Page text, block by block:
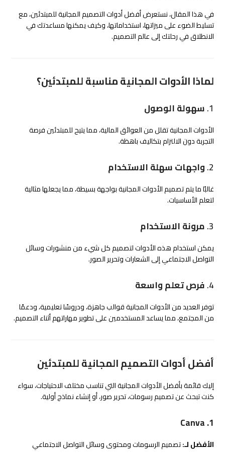
في هذا المقال، نستعرض أفضل أدوات التصميم المجانية للمبتدئين، مع
تسليط الضوء على ميزاتها، استخداماتها، وكيف يمكنها مساعدتك في
الانطلاق في رحلتك إلى عالم التصميم.
لماذا الأدوات المجانية مناسبة للمبتدئين؟
1. سهولة الوصول
الأدوات المجانية تقلل من العوائق المالية، مما يتيح للمبتدئين فرصة
التجربة دون الالتزام بتكاليف باهظة.
2. واجهات سهلة الاستخدام
غالبًا ما يتم تصميم الأدوات المجانية بواجهة بسيطة، مما يجعلها مثالية
لتعلم الأساسيات.
3. مرونة الاستخدام
يمكن استخدام هذه الأدوات لتصميم كل شيء من منشورات وسائل
التواصل الاجتماعي إلى الشعارات وتحرير الصور.
4. فرص تعلم واسعة
توفر العديد من الأدوات المجانية قوالب جاهزة، ودروسًا تعليمية، ودعمًا
من المجتمع، مما يساعد المستخدمين على تطوير مهاراتهم أثناء التصميم.
أفضل أدوات التصميم المجانية للمبتدئين
إليك قائمة بأفضل الأدوات المجانية التي تناسب مختلف الاحتياجات، سواء
كنت تبحث عن تصميم رسومات، تحرير صور، أو إنشاء نماذج أولية.
1. Canva
الأفضل لـ:تصميم الرسومات ومحتوى وسائل التواصل الاجتماعي